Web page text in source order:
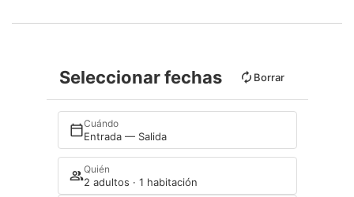
Seleccionar fechas Borrar
Cuándo
Entrada — Salida
Quién
2 adultos · 1 habitación